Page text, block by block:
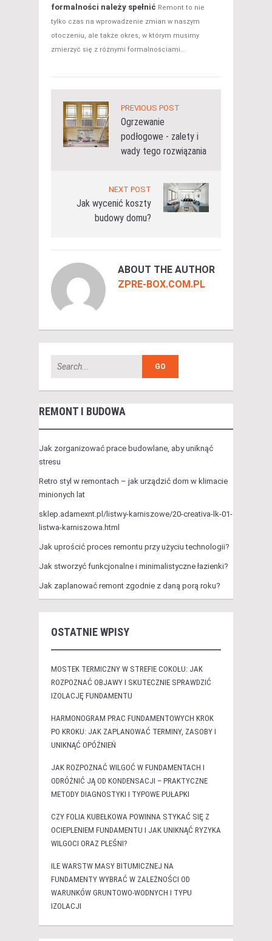
formalności należy spełnić Remont to nie
tylko czas na wprowadzenie zmian w naszym
otoczeniu, ale także okres, w którym musimy
zmierzyć się z różnymi formalnościami...
PREVIOUS POST
Ogrzewanie
podłogowe - zalety i
wady tego rozwiązania
NEXT POST
Jak wycenić koszty
budowy domu?
ABOUT THE AUTHOR
ZPRE-BOX.COM.PL
REMONT I BUDOWA
Jak zorganizować prace budowlane, aby uniknąć
stresu
Retro styl w remontach – jak urządzić dom w klimacie
minionych lat
sklep.adamexnt.pl/listwy-karniszowe/20-creativa-lk-01-
listwa-karniszowa.html
Jak uprościć proces remontu przy użyciu technologii?
Jak stworzyć funkcjonalne i minimalistyczne łazienki?
Jak zaplanować remont zgodnie z daną porą roku?
OSTATNIE WPISY
MOSTEK TERMICZNY W STREFIE COKOŁU: JAK
ROZPOZNAĆ OBJAWY I SKUTECZNIE SPRAWDZIĆ
IZOLACJĘ FUNDAMENTU
HARMONOGRAM PRAC FUNDAMENTOWYCH KROK
PO KROKU: JAK ZAPLANOWAĆ TERMINY, ZASOBY I
UNIKNĄĆ OPÓŹNIEŃ
JAK ROZPOZNAĆ WILGOĆ W FUNDAMENTACH I
ODRÓŻNIĆ JĄ OD KONDENSACJI – PRAKTYCZNE
METODY DIAGNOSTYKI I TYPOWE PUŁAPKI
CZY FOLIA KUBEŁKOWA POWINNA STYKAĆ SIĘ Z
OCIEPLENIEM FUNDAMENTU I JAK UNIKNĄĆ RYZYKA
WILGOCI ORAZ PLEŚNI?
ILE WARSTW MASY BITUMICZNEJ NA
FUNDAMENTY WYBRAĆ W ZALEŻNOŚCI OD
WARUNKÓW GRUNTOWO-WODNYCH I TYPU
IZOLACJI